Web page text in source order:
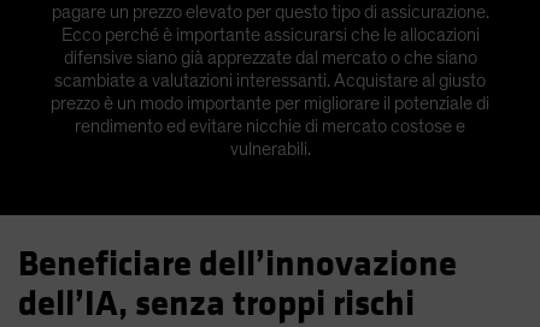
pagare un prezzo elevato per questo tipo di assicurazione.
Ecco perché è importante assicurarsi che le allocazioni
difensive siano già apprezzate dal mercato o che siano
scambiate a valutazioni interessanti. Acquistare al giusto
prezzo è un modo importante per migliorare il potenziale di
rendimento ed evitare nicchie di mercato costose e
vulnerabili.
Beneficiare dell’innovazione
dell’IA, senza troppi rischi